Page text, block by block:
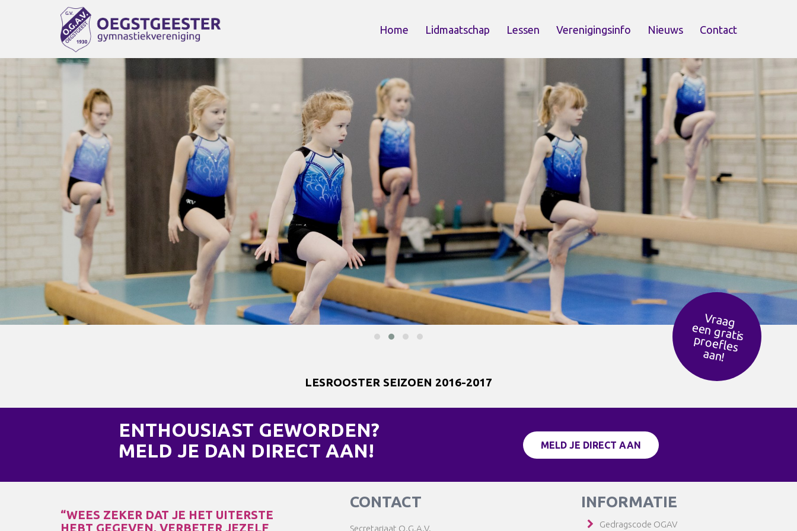
Home Lidmaatschap Lessen Verenigingsinfo Nieuws Contact
Vraag
een g
ratis
p
ro
efles
aan!
LESROOSTER SEIZOEN 2016-2017
ENTHOUSIAST GEWORDEN?
MELD JE DAN DIRECT AAN!
MELD JE DIRECT AAN
“WEES ZEKER DAT JE HET UITERSTE
HEBT GEGEVEN, VERBETER JEZELF
CONTACT
Secretariaat O.G.A.V.
INFORMATIE
Gedragscode OGAV